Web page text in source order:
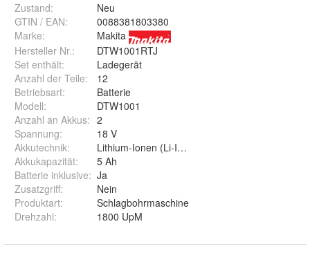
Zustand:
Neu
GTIN / EAN:
0088381803380
Marke:
Makita
Hersteller Nr.:
DTW1001RTJ
Set enthält:
Ladegerät
Anzahl der Teile:
12
Betriebsart:
Batterie
Modell:
DTW1001
Anzahl an Akkus: 2
Spannung:
18 V
Akkutechnik:
Lithium-Ionen (Li-Ion)
Akkukapazität:
5 Ah
Batterie inklusive: Ja
Zusatzgriff:
Nein
Produktart:
Schlagbohrmaschine
Drehzahl: 1800 UpM